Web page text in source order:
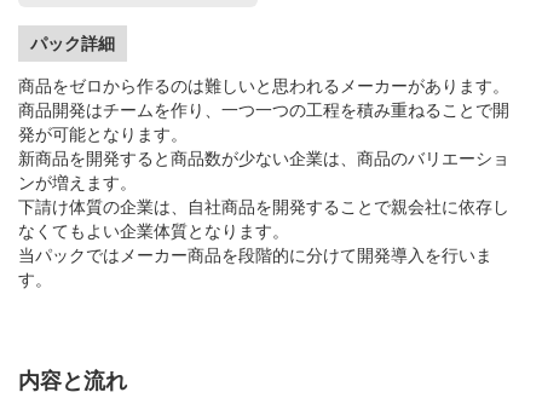
パック詳細
商品をゼロから作るのは難しいと思われるメーカーがあります。
商品開発はチームを作り、一つ一つの工程を積み重ねることで開
発が可能となります。
新商品を開発すると商品数が少ない企業は、商品のバリエーショ
ンが増えます。
下請け体質の企業は、自社商品を開発することで親会社に依存し
なくてもよい企業体質となります。
当パックではメーカー商品を段階的に分けて開発導入を行いま
す。
内容と流れ